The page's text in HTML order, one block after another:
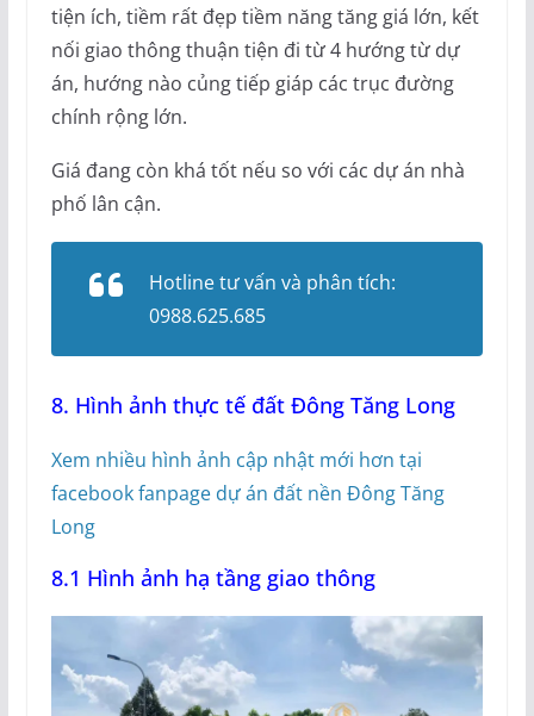
tiện ích, tiềm rất đẹp tiềm năng tăng giá lớn, kết
nối giao thông thuận tiện đi từ 4 hướng từ dự
án, hướng nào củng tiếp giáp các trục đường
chính rộng lớn.
Giá đang còn khá tốt nếu so với các dự án nhà
phố lân cận.
Hotline tư vấn và phân tích:
0988.625.685
8. Hình ảnh thực tế đất Đông Tăng Long
Xem nhiều hình ảnh cập nhật mới hơn tại
facebook fanpage dự án đất nền Đông Tăng
Long
8.1 Hình ảnh hạ tầng giao thông